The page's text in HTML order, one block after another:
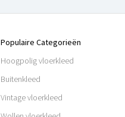
Populaire Categorieën
Hoogpolig vloerkleed
Buitenkleed
Vintage vloerkleed